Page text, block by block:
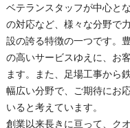
ベテランスタッフが中心と
の対応など、様々な分野で
設の誇る特徴の一つです。
の高いサービスゆえに、お
ます。また、足場工事から
幅広い分野で、ご期待にお
いると考えています。
創業以来長きに亘って、ク